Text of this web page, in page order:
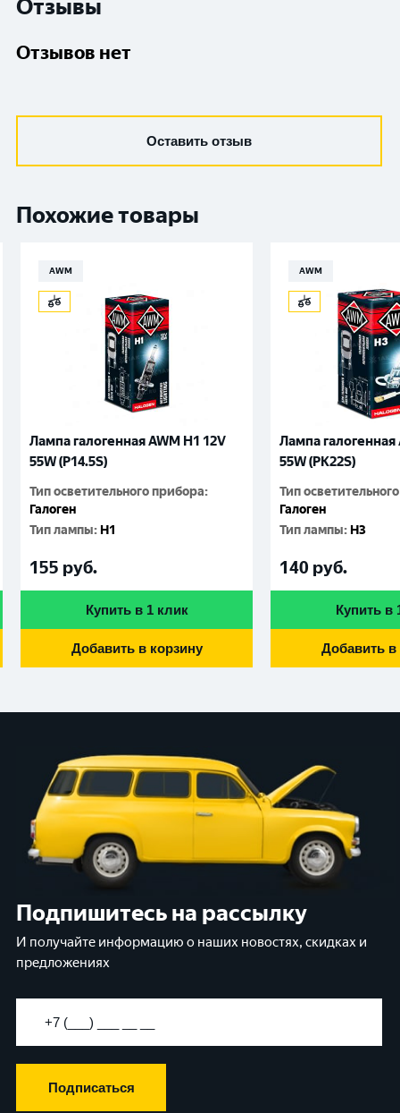
Отзывы
Отзывов нет
Оставить отзыв
Похожие товары
AWM
Лампа галогенная AWM H1 12V
55W (P14.5S)
Тип осветительного прибора:
Галоген
Тип лампы: H1
155 руб.
Купить в 1 клик
Добавить в корзину
AWM
Лампа галогенная
55W (PК22S)
Тип
Галоген
Тип лампы: H3
140 руб.
Купить в
Добавить в
Подпишитесь на рассылку
И получайте информацию о наших новостях, скидках и
предложениях
Подписаться